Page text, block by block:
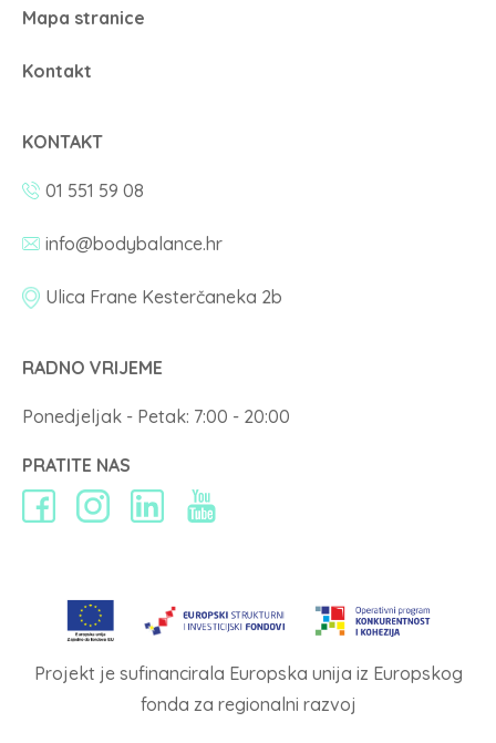
Mapa stranice
Kontakt
KONTAKT
01 551 59 08
info@bodybalance.hr
Ulica Frane Kesterčaneka 2b
RADNO VRIJEME
Ponedjeljak - Petak: 7:00 - 20:00
PRATITE NAS
Projekt je sufinancirala Europska unija iz Europskog
fonda za regionalni razvoj